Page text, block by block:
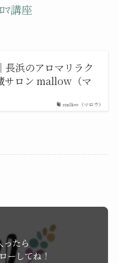
ﾏ講座
mallow（マロウ）
長浜のアロマリラク
サロン mallow（マ
ったら
ーしてね！